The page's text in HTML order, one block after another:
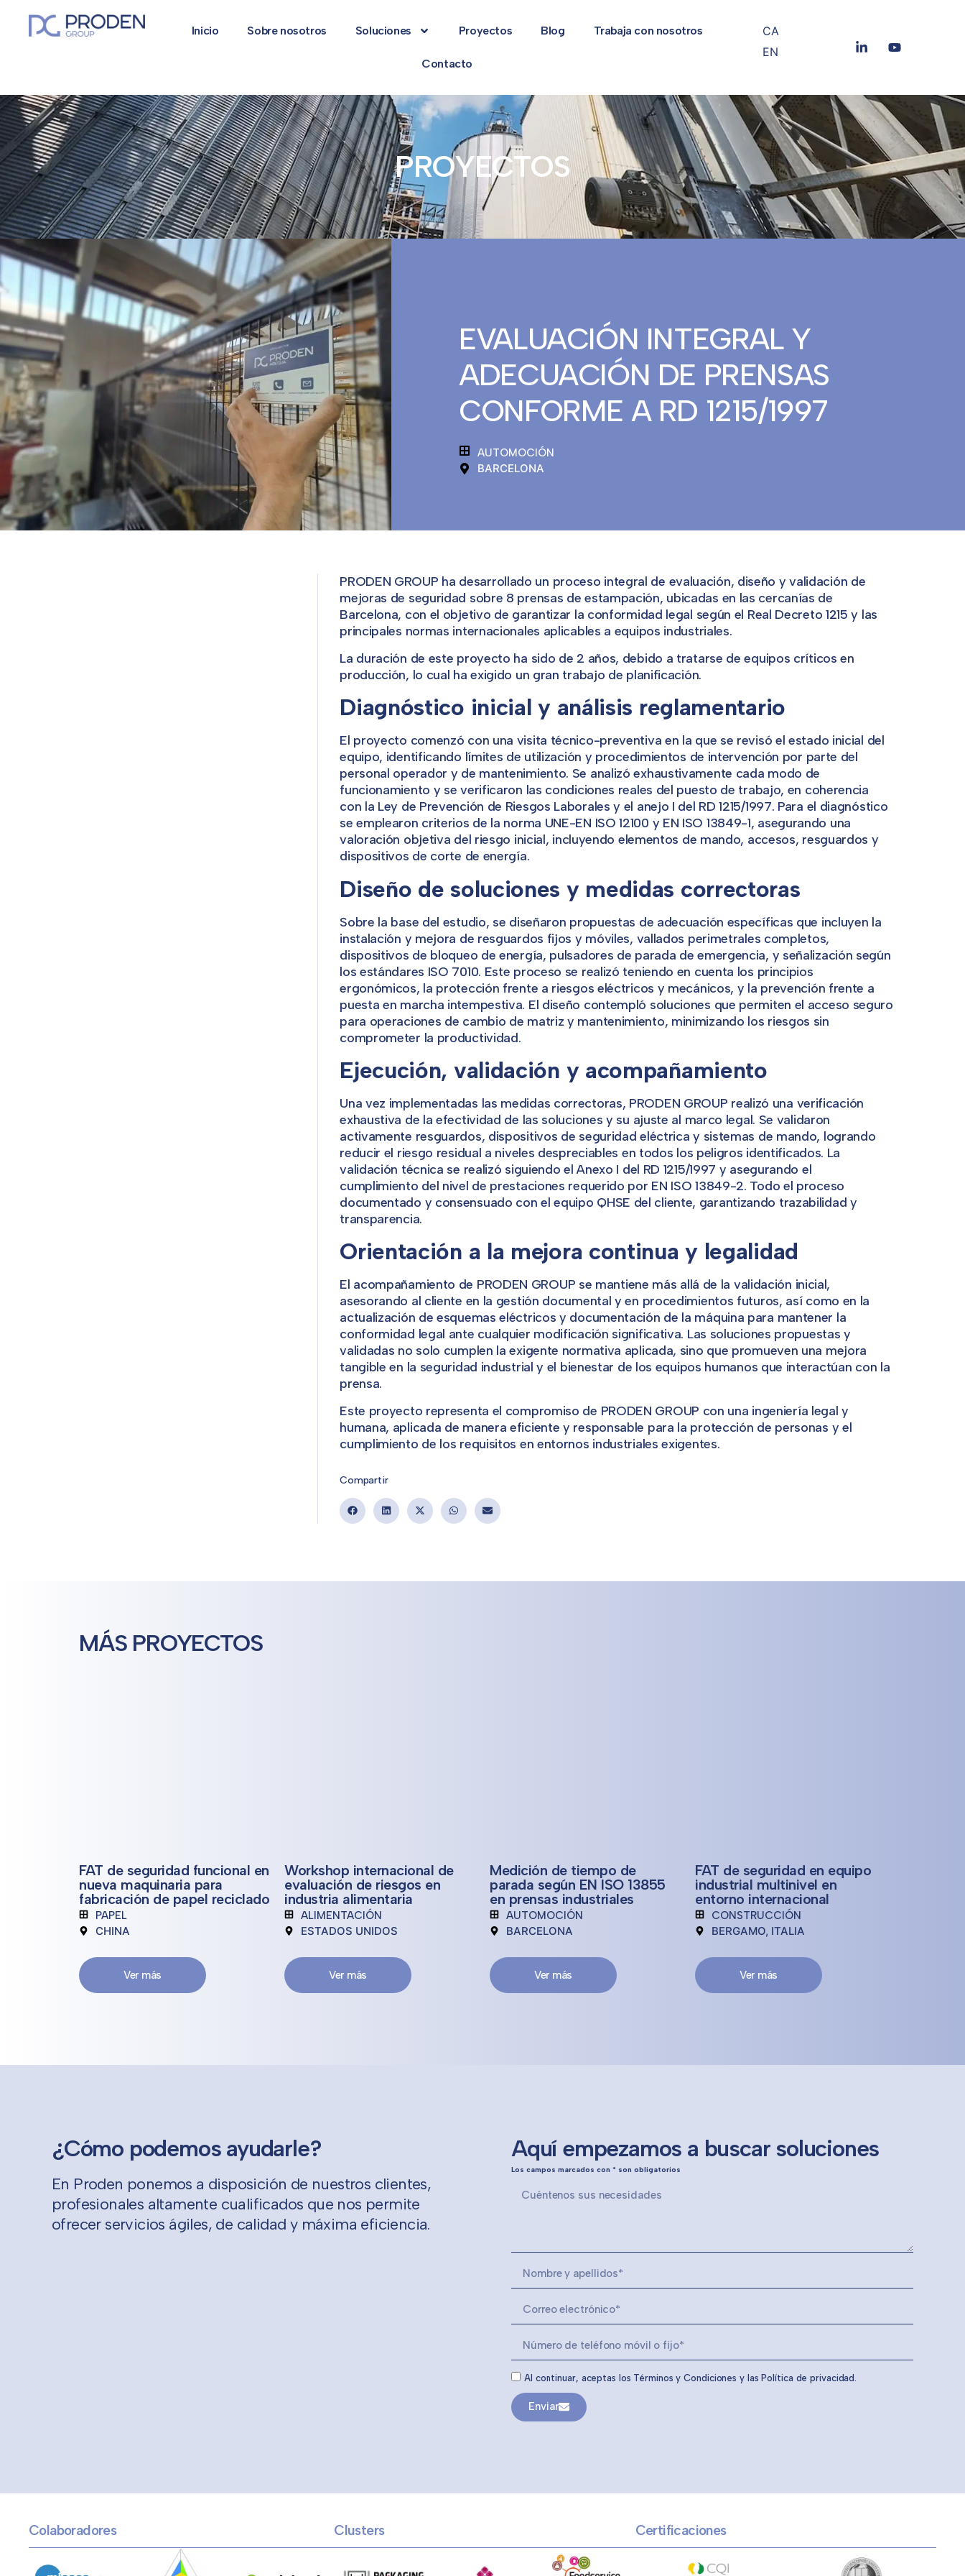
Inicio Sobre nosotros Soluciones Proyectos Blog Trabaja con nosotros
Contacto
CA
EN
PROYECTOS
EVALUACIÓN INTEGRAL Y
ADECUACIÓN DE PRENSAS
CONFORME A RD 1215/1997
AUTOMOCIÓN
BARCELONA
PRODEN GROUP ha desarrollado un proceso integral de evaluación, diseño y validación de
mejoras de seguridad sobre 8 prensas de estampación, ubicadas en las cercanías de
Barcelona, con el objetivo de garantizar la conformidad legal según el Real Decreto 1215 y las
principales normas internacionales aplicables a equipos industriales.
La duración de este proyecto ha sido de 2 años, debido a tratarse de equipos críticos en
producción, lo cual ha exigido un gran trabajo de planificación.
Diagnóstico inicial y análisis reglamentario
El proyecto comenzó con una visita técnico-preventiva en la que se revisó el estado inicial del
equipo, identificando límites de utilización y procedimientos de intervención por parte del
personal operador y de mantenimiento. Se analizó exhaustivamente cada modo de
funcionamiento y se verificaron las condiciones reales del puesto de trabajo, en coherencia
con la Ley de Prevención de Riesgos Laborales y el anejo I del RD 1215/1997. Para el diagnóstico
se emplearon criterios de la norma UNE-EN ISO 12100 y EN ISO 13849-1, asegurando una
valoración objetiva del riesgo inicial, incluyendo elementos de mando, accesos, resguardos y
dispositivos de corte de energía.
Diseño de soluciones y medidas correctoras
Sobre la base del estudio, se diseñaron propuestas de adecuación específicas que incluyen la
instalación y mejora de resguardos fijos y móviles, vallados perimetrales completos,
dispositivos de bloqueo de energía, pulsadores de parada de emergencia, y señalización según
los estándares ISO 7010. Este proceso se realizó teniendo en cuenta los principios
ergonómicos, la protección frente a riesgos eléctricos y mecánicos, y la prevención frente a
puesta en marcha intempestiva. El diseño contempló soluciones que permiten el acceso seguro
para operaciones de cambio de matriz y mantenimiento, minimizando los riesgos sin
comprometer la productividad.
Ejecución, validación y acompañamiento
Una vez implementadas las medidas correctoras, PRODEN GROUP realizó una verificación
exhaustiva de la efectividad de las soluciones y su ajuste al marco legal. Se validaron
activamente resguardos, dispositivos de seguridad eléctrica y sistemas de mando, logrando
reducir el riesgo residual a niveles despreciables en todos los peligros identificados. La
validación técnica se realizó siguiendo el Anexo I del RD 1215/1997 y asegurando el
cumplimiento del nivel de prestaciones requerido por EN ISO 13849-2. Todo el proceso
documentado y consensuado con el equipo QHSE del cliente, garantizando trazabilidad y
transparencia.
Orientación a la mejora continua y legalidad
El acompañamiento de PRODEN GROUP se mantiene más allá de la validación inicial,
asesorando al cliente en la gestión documental y en procedimientos futuros, así como en la
actualización de esquemas eléctricos y documentación de la máquina para mantener la
conformidad legal ante cualquier modificación significativa. Las soluciones propuestas y
validadas no solo cumplen la exigente normativa aplicada, sino que promueven una mejora
tangible en la seguridad industrial y el bienestar de los equipos humanos que interactúan con la
prensa.
Este proyecto representa el compromiso de PRODEN GROUP con una ingeniería legal y
humana, aplicada de manera eficiente y responsable para la protección de personas y el
cumplimiento de los requisitos en entornos industriales exigentes.
Compartir
MÁS PROYECTOS
FAT de seguridad funcional en
nueva maquinaria para
fabricación de papel reciclado
PAPEL
CHINA
Ver más
Workshop internacional de
evaluación de riesgos en
industria alimentaria
ALIMENTACIÓN
ESTADOS UNIDOS
Ver más
Medición de tiempo de
parada según EN ISO 13855
en prensas industriales
AUTOMOCIÓN
BARCELONA
Ver más
FAT de seguridad en equipo
industrial multinivel en
entorno internacional
CONSTRUCCIÓN
BERGAMO, ITALIA
Ver más
¿Cómo podemos ayudarle?
En Proden ponemos a disposición de nuestros clientes,
profesionales altamente cualificados que nos permite
ofrecer servicios ágiles, de calidad y máxima eficiencia.
Aquí empezamos a buscar soluciones
Los campos marcados con * son obligatorios
Al continuar, aceptas los Términos y Condiciones y las Política de privacidad.
Enviar
Colaboradores Clusters Certificaciones